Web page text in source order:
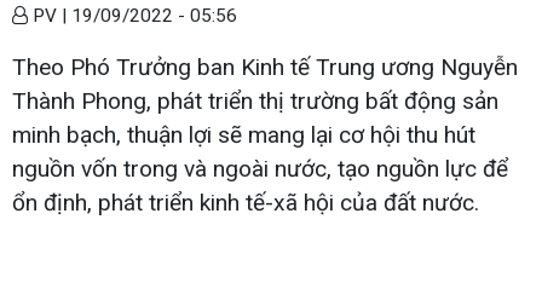
PV | 19/09/2022 - 05:56
Theo Phó Trưởng ban Kinh tế Trung ương Nguyễn
Thành Phong, phát triển thị trường bất động sản
minh bạch, thuận lợi sẽ mang lại cơ hội thu hút
nguồn vốn trong và ngoài nước, tạo nguồn lực để
ổn định, phát triển kinh tế-xã hội của đất nước.